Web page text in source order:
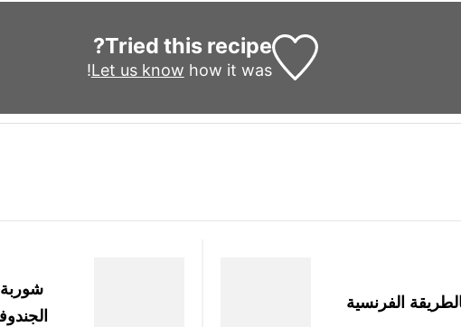
Tried this recipe?
Let us know how it was!
الفرنسية